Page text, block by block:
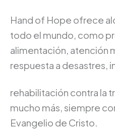
Hand of Hope ofrece
todo el mundo, como
alimentación, atención
respuesta a desastres,
rehabilitación contra la
mucho más, siempre
Evangelio de Cristo.